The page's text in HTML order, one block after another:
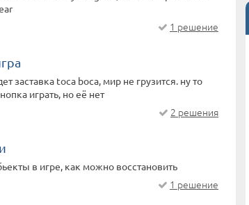
1 решение
заставка toca boca, мир не грузится. ну то
играть, но её нет
2 решения
в игре, как можно восстановить
1 решение